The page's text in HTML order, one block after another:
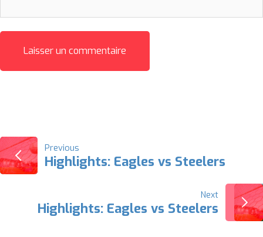
NAVIGATION
DE
L’ARTICLE
Previous
Highlights: Eagles vs Steelers
Next
Highlights: Eagles vs Steelers